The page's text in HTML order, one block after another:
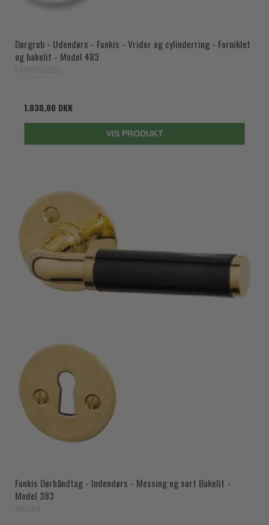
Dørgreb - Udendørs - Funkis - Vrider og cylinderring - Forniklet
og bakelit - Model 483
1.030,00 DKK
VIS PRODUKT
Funkis Dørhåndtag - Indendørs - Messing og sort Bakelit -
Model 383